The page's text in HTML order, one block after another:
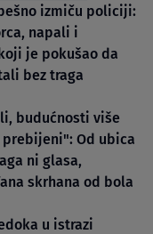
izmiču policiji:
napali i
je pokušao da
bez traga
budućnosti više
prebijeni": Od ubica
ni glasa,
skrhana od bola
u istrazi